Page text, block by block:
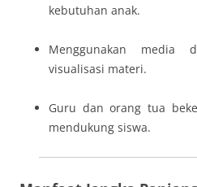
kebutuhan anak.
Menggunakan media
visualisasi materi.
Guru dan orang tua
mendukung siswa.